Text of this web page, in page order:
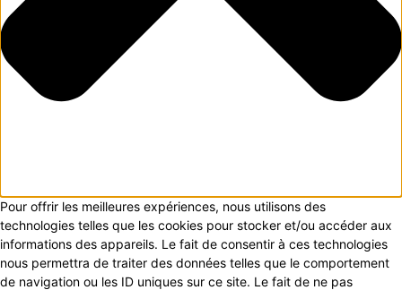
Pour offrir les meilleures expériences, nous utilisons des
technologies telles que les cookies pour stocker et/ou accéder aux
informations des appareils. Le fait de consentir à ces technologies
nous permettra de traiter des données telles que le comportement
de navigation ou les ID uniques sur ce site. Le fait de ne pas